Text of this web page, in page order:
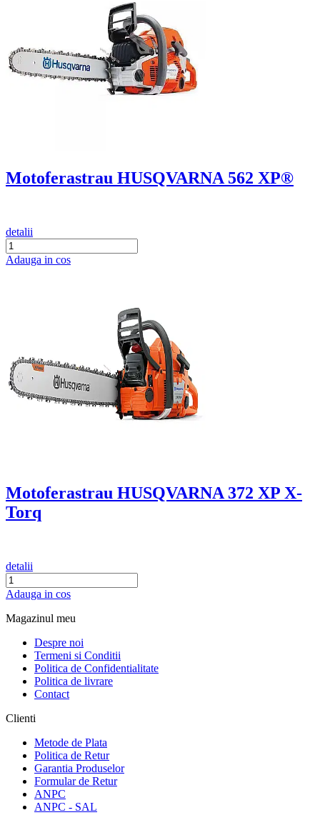
Motoferastrau HUSQVARNA 562 XP®
detalii
Adauga in cos
Motoferastrau HUSQVARNA 372 XP X-
Torq
detalii
Adauga in cos
Magazinul meu
Despre noi
Termeni si Conditii
Politica de Confidentialitate
Politica de livrare
Contact
Clienti
Metode de Plata
Politica de Retur
Garantia Produselor
Formular de Retur
ANPC
ANPC - SAL